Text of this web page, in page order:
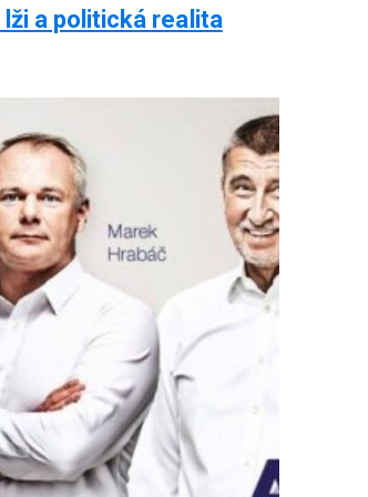
a politická realita